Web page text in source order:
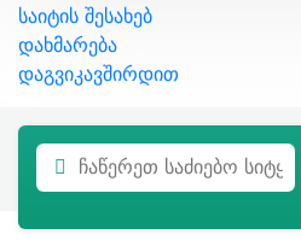
საიტის შესახებ
დახმარება
დაგვიკავშირდით